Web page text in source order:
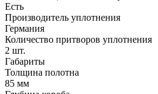
Есть
Производитель уплотнения
Германия
Количество притворов уплотнения
2 шт.
Габариты
Толщина полотна
85 мм